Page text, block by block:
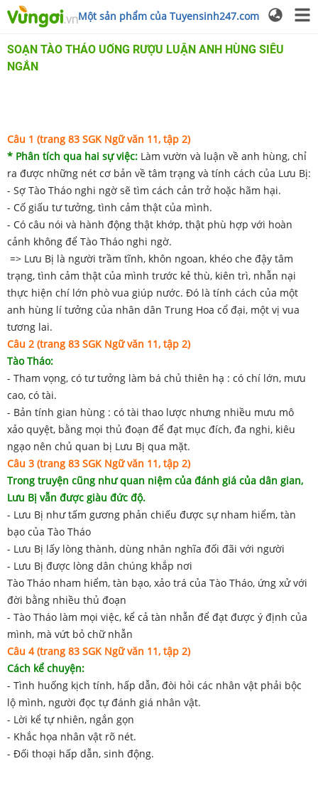
Một sản phẩm của Tuyensinh247.com
SOẠN TÀO THÁO UỐNG RƯỢU LUẬN ANH HÙNG SIÊU
NGẮN
Câu 1 (trang 83 SGK Ngữ văn 11, tập 2)
* Phân tích qua hai sự việc: Làm vườn và luận về anh hùng, chỉ
ra được những nét cơ bản về tâm trạng và tính cách của Lưu Bị:
- Sợ Tào Tháo nghi ngờ sẽ tìm cách cản trở hoặc hãm hại.
- Cố giấu tư tưởng, tình cảm thật của mình.
- Có câu nói và hành động thật khớp, thật phù hợp với hoàn
cảnh không để Tào Tháo nghi ngờ.
=> Lưu Bị là người trầm tĩnh, khôn ngoan, khéo che đậy tâm
trạng, tình cảm thật của mình trước kẻ thù, kiên trì, nhẫn nại
thực hiện chí lớn phò vua giúp nước. Đó là tính cách của một
anh hùng lí tưởng của nhân dân Trung Hoa cổ đại, một vị vua
tương lai.
Câu 2 (trang 83 SGK Ngữ văn 11, tập 2)
Tào Tháo:
- Tham vọng, có tư tưởng làm bá chủ thiên hạ : có chí lớn, mưu
cao, có tài.
- Bản tính gian hùng : có tài thao lược nhưng nhiều mưu mô
xảo quyệt, bằng mọi thủ đoạn để đạt mục đích, đa nghi, kiêu
ngạo nên chủ quan bị Lưu Bị qua mặt.
Câu 3 (trang 83 SGK Ngữ văn 11, tập 2)
Trong truyện cũng như quan niệm của đánh giá của dân gian,
Lưu Bị vẫn được giàu đức độ.
- Lưu Bị như tấm gương phản chiếu được sự nham hiểm, tàn
bạo của Tào Tháo
- Lưu Bị lấy lòng thành, dùng nhân nghĩa đối đãi với người
- Lưu Bị được lòng dân chúng khắp nơi
Tào Tháo nham hiểm, tàn bạo, xảo trá của Tào Tháo, ứng xử với
đời bằng nhiều thủ đoạn
- Tào Tháo làm mọi việc, kể cả tàn nhẫn để đạt được ý định của
mình, mà vứt bỏ chữ nhẫn
Câu 4 (trang 83 SGK Ngữ văn 11, tập 2)
Cách kể chuyện:
- Tình huống kịch tính, hấp dẫn, đòi hỏi các nhân vật phải bộc
lộ mình, người đọc tự đánh giá nhân vật.
- Lời kể tự nhiên, ngắn gọn
- Khắc họa nhân vật rõ nét.
- Đối thoại hấp dẫn, sinh động.